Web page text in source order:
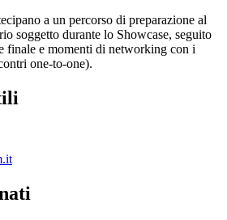
a un percorso di preparazione al
soggetto durante lo Showcase, seguito
finale e momenti di networking con i
one-to-one).